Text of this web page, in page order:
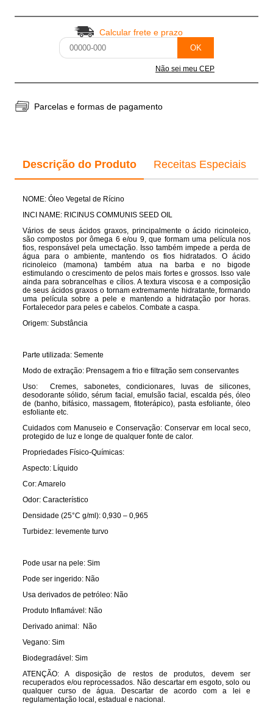
Calcular frete e prazo
OK
Não sei meu CEP
Parcelas e formas de pagamento
Descrição do Produto Receitas Especiais
NOME: Óleo Vegetal de Rícino
INCI NAME: RICINUS COMMUNIS SEED OIL
Vários de seus ácidos graxos, principalmente o ácido ricinoleico,
são compostos por ômega 6 e/ou 9, que formam uma película nos
fios, responsável pela umectação. Isso também impede a perda de
água para o ambiente, mantendo os fios hidratados. O ácido
ricinoleico (mamona) também atua na barba e no bigode
estimulando o crescimento de pelos mais fortes e grossos. Isso vale
ainda para sobrancelhas e cílios. A textura viscosa e a composição
de seus ácidos graxos o tornam extremamente hidratante, formando
uma película sobre a pele e mantendo a hidratação por horas.
Fortalecedor para peles e cabelos. Combate a caspa.
Origem: Substância
Parte utilizada: Semente
Modo de extração: Prensagem a frio e filtração sem conservantes
Uso:
Cremes, sabonetes, condicionares, luvas de silicones,
desodorante sólido, sérum facial, emulsão facial, escalda pés, óleo
de (banho, bifásico, massagem, fitoterápico), pasta esfoliante, óleo
esfoliante etc.
Cuidados com Manuseio e Conservação:Conservar em local seco,
protegido de luz e longe de qualquer fonte de calor.
Propriedades Físico-Químicas:
Aspecto: Líquido
Cor:Amarelo
Odor: Característico
Densidade (25°C g/ml): 0,930 – 0,965
Turbidez:levemente turvo
Pode usar na pele: Sim
Pode ser ingerido: Não
Usa derivados de petróleo: Não
Produto Inflamável: Não
Derivado animal: Não
Vegano: Sim
Biodegradável: Sim
ATENÇÃO: A disposição de restos de produtos, devem ser
recuperados e/ou reprocessados. Não descartar em esgoto, solo ou
qualquer curso de água. Descartar de acordo com a lei e
regulamentação local, estadual e nacional.